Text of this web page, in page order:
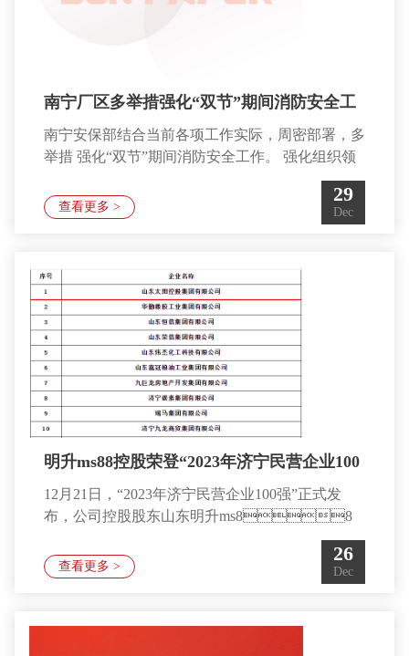
南宁厂区多举措强化“双节”期间消防安全工
作
南宁安保部结合当前各项工作实际，周密部署，多
举措 强化“双节”期间消防安全工作。 强化组织领
导，精心安排部署。为确保双节期间队伍管 理稳
定和各项工作任务的完成，消防保卫部各级领导高
度重 视，积极部署节日期间的各项执勤战备工作
消防监督执勤集中行动，力争辖区火灾隐患得到全
面、彻底、根本治理，确保南宁厂区消防安
全。 强化执勤备战，提升救援能力。针对节
查看更多 >
29
Dec
明升ms88控股荣登“2023年济宁民营企业100
强”首位
12月21日，“2023年济宁民营企业100强”正式发
布，公司控股股东山东明升ms88
控股集团有限公司位列榜单首位。据了解，为全面
深入贯彻党的二十大精神，进一步落实济宁市委、
市政府关于支持民营经济高质量发展的一系列决策
经济健康发展和民营经济人士健康成长的浓厚氛
查看更多 >
26
Dec